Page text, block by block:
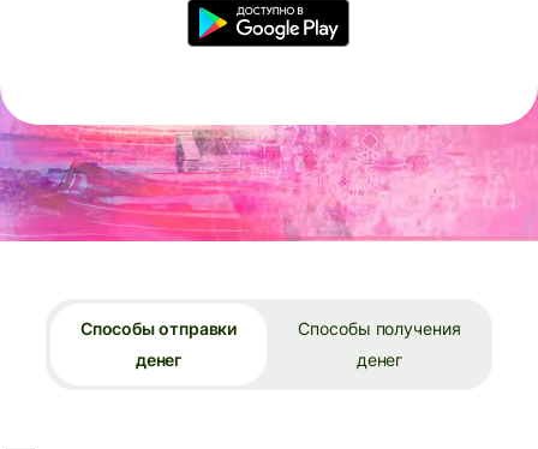
Способы отправки
денег
Способы получения
денег